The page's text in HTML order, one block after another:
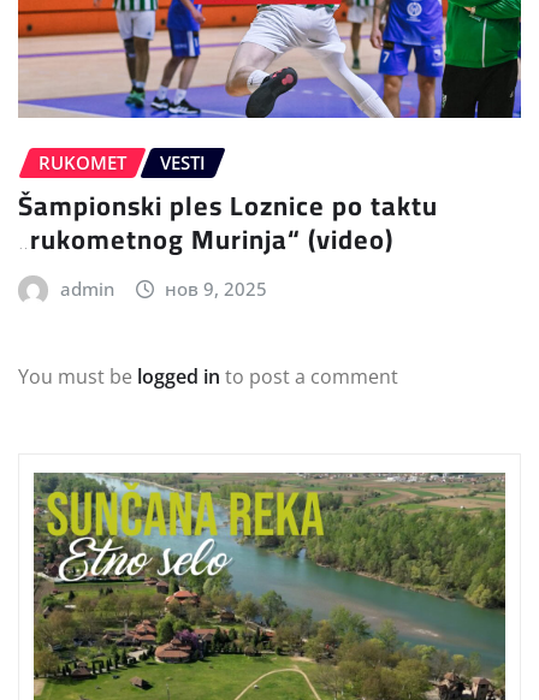
RUKOMET VESTI
Šampionski ples Loznice po taktu
„rukometnog Murinja“ (video)
admin нов 9, 2025
You must be logged in to post a comment